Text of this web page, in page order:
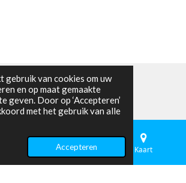
gebruik van cookies om uw
en op maat gemaakte
geven. Door op ‘Accepteren’
met het gebruik van alle
Accepteren
hoogte
W
hPOL HENGELSPORT
Telefoonnummer Kaart